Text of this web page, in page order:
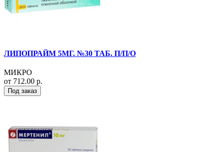
ЛИПОПРАЙМ 5МГ. №30 ТАБ. П/П/О
МИКРО
от 712.00 р.
Под заказ